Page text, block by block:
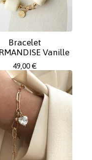
Bracelet
Vanille
49,00 €